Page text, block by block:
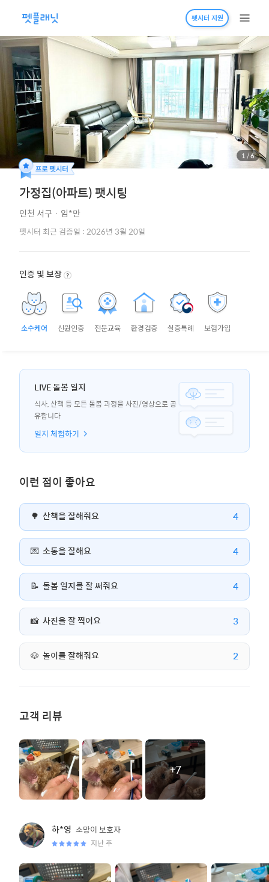
펫시터 지원
1/6
가정집(아파트) 팻시팅
인천 서구 · 임*만
펫시터 최근 검증일 : 2026년 3월 20일
인증 및 보장
소수케어 신원인증 전문교육 환경검증 실증특례 보험가입
LIVE 돌봄 일지
식사, 산책 등 모든 돌봄 과정을 사진/영상으로 공
유합니다
일지 체험하기
이런 점이 좋아요
🌳 산책을 잘해줘요 4
💌 소통을 잘해요 4
📝 돌봄 일지를 잘 써줘요 4
📸 사진을 잘 찍어요 3
🐶 놀이를 잘해줘요 2
고객 리뷰
+7
하*영 소망이보호자
지난 주